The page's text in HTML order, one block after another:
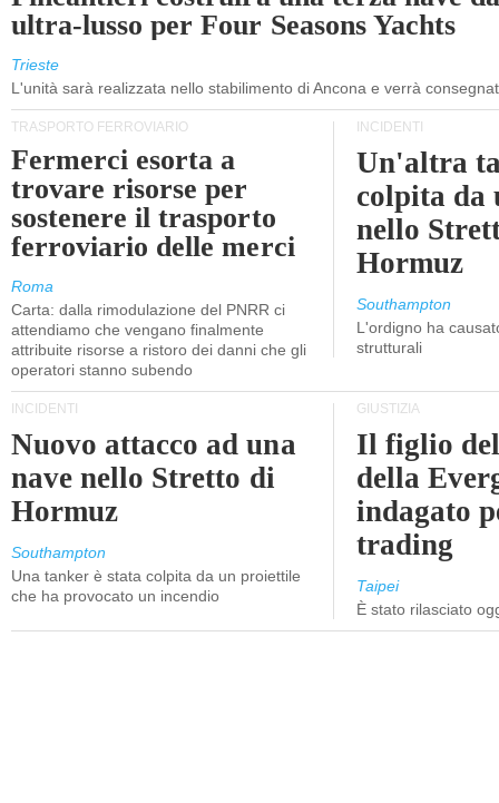
ultra-lusso per Four Seasons Yachts
Trieste
L'unità sarà realizzata nello stabilimento di Ancona e verrà
TRASPORTO FERROVIARIO
Fermerci esorta a
trovare risorse per
sostenere il trasporto
ferroviario delle merci
Roma
Carta: dalla rimodulazione del PNRR ci
attendiamo che vengano finalmente
attribuite risorse a ristoro dei danni che gli
operatori stanno subendo
INCIDENTI
Un'altra
colpita da
nello
Hormuz
Southampton
L'ordigno ha
strutturali
INCIDENTI
Nuovo attacco ad una
nave nello Stretto di
Hormuz
Southampton
Una tanker è stata colpita da un proiettile
che ha provocato un incendio
GIUSTIZIA
Il figlio
della
indagato
trading
Taipei
È stato rilasciato